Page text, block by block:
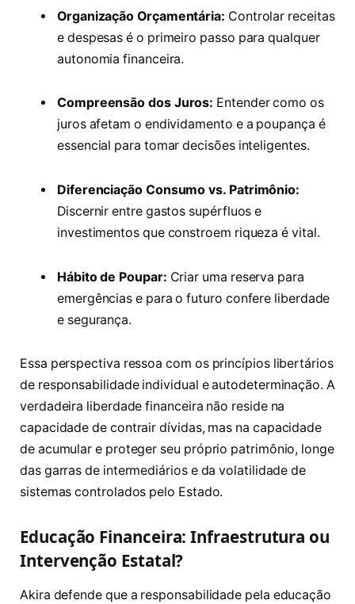
Organização Orçamentária: Controlar receitas
e despesas é o primeiro passo para qualquer
autonomia financeira.
Compreensão dos Juros: Entender como os
juros afetam o endividamento e a poupança é
essencial para tomar decisões inteligentes.
Diferenciação Consumo vs. Patrimônio:
Discernir entre gastos supérfluos e
investimentos que constroem riqueza é vital.
Hábito de Poupar: Criar uma reserva para
emergências e para o futuro confere liberdade
e segurança.
Essa perspectiva ressoa com os princípios libertários
de responsabilidade individual e autodeterminação. A
verdadeira liberdade financeira não reside na
capacidade de contrair dívidas, mas na capacidade
de acumular e proteger seu próprio patrimônio, longe
das garras de intermediários e da volatilidade de
sistemas controlados pelo Estado.
Educação Financeira: Infraestrutura ou
Intervenção Estatal?
Akira defende que a responsabilidade pela educação